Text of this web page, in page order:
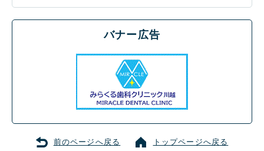
バナー広告
前のページへ戻る トップページへ戻る